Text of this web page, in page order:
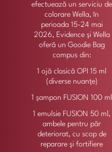
efectuează un serviciu de
colorare Wella, în
perioada 15-24 mai
2026, Evidence și Wella
oferă un Goodie Bag
compus din:
1 ojă clasică OPI 15 ml
(diverse nuanțe)
1 șampon FUSION 100 ml
1 emulsie FUSION 50 ml,
ambele pentru păr
deteriorat, cu scop de
reparare și fortifiere